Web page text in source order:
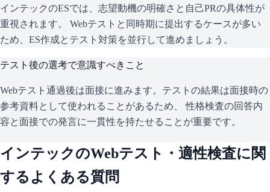
インテックのESでは、志望動機の明確さと自己PRの具体性が
重視されます。 Webテストと同時期に提出するケースが多い
ため、ES作成とテスト対策を並行して進めましょう。
テスト後の選考で意識すべきこと
Webテスト通過後は面接に進みます。テストの結果は面接時の
参考資料として使われることがあるため、 性格検査の回答内
容と面接での発言に一貫性を持たせることが重要です。
インテックのWebテスト・適性検査に関
するよくある質問